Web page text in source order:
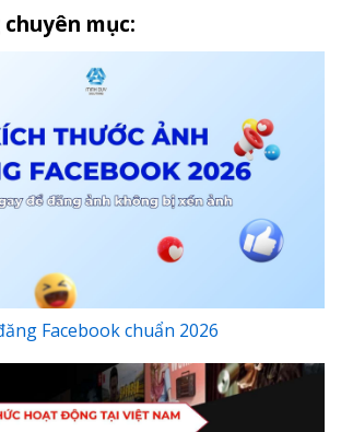
mục:
Facebook chuẩn 2026